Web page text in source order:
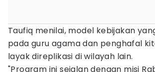
Taufiq menilai, model kebijakan
pada guru agama dan penghafal
layak direplikasi di wilayah lain.
"Program ini sejalan dengan misi